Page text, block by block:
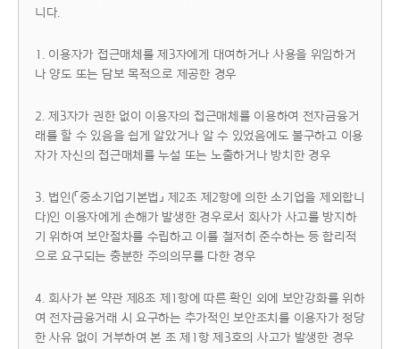
니다.
1. 이용자가 접근매체를 제3자에게 대여하거나 사용을 위임하거
나 양도 또는 담보 목적으로 제공한 경우
2. 제3자가 권한 없이 이용자의 접근매체를 이용하여 전자금융거
래를 할 수 있음을 쉽게 알았거나 알 수 있었음에도 불구하고 이용
자가 자신의 접근매체를 누설 또는 노출하거나 방치한 경우
3. 법인(「중소기업기본법」 제2조 제2항에 의한 소기업을 제외합니
다)인 이용자에게 손해가 발생한 경우로서 회사가 사고를 방지하
기 위하여 보안절차를 수립하고 이를 철저히 준수하는 등 합리적
으로 요구되는 충분한 주의의무를 다한 경우
4. 회사가 본 약관 제8조 제1항에 따른 확인 외에 보안강화를 위하
여 전자금융거래 시 요구하는 추가적인 보안조치를 이용자가 정당
한 사유 없이 거부하여 본 조 제1항 제3호의 사고가 발생한 경우